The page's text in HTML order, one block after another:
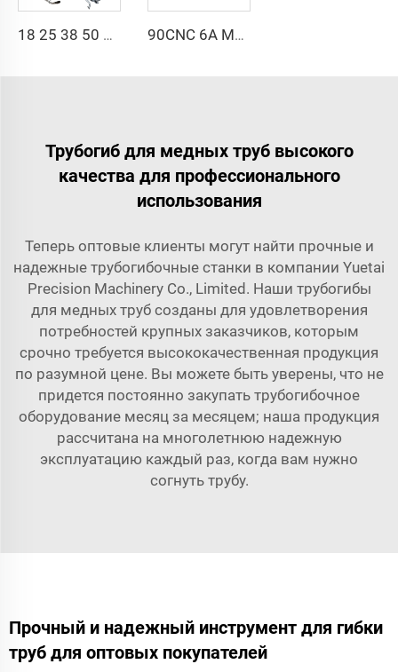
18 25 38 50 CNC 4A 2S Стальная автоматическая трубогибочная машина и машины для гибки труб цена с подачей 1 дюйм 2 дюйма 3 дюйма линия 90CNC 6A MS CNC трубогибочный станок, чугунная квадратная трубогибочная машина с двигателем для алюминия и нержавеющей латунной трубы
Трубогиб для медных труб высокого
качества для профессионального
использования
Теперь оптовые клиенты могут найти прочные и
надежные трубогибочные станки в компании Yuetai
Precision Machinery Co., Limited. Наши трубогибы
для медных труб созданы для удовлетворения
потребностей крупных заказчиков, которым
срочно требуется высококачественная продукция
по разумной цене. Вы можете быть уверены, что не
придется постоянно закупать трубогибочное
оборудование месяц за месяцем; наша продукция
рассчитана на многолетнюю надежную
эксплуатацию каждый раз, когда вам нужно
согнуть трубу.
Прочный и надежный инструмент для гибки
труб для оптовых покупателей